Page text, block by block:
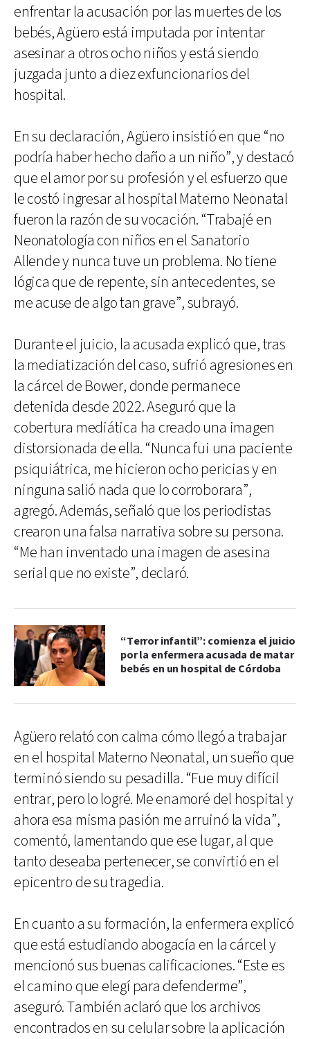
enfrentar la acusación por las muertes de los
bebés, Agüero está imputada por intentar
asesinar a otros ocho niños y está siendo
juzgada junto a diez exfuncionarios del
hospital.
En su declaración, Agüero insistió en que “no
podría haber hecho daño a un niño”, y destacó
que el amor por su profesión y el esfuerzo que
le costó ingresar al hospital Materno Neonatal
fueron la razón de su vocación. “Trabajé en
Neonatología con niños en el Sanatorio
Allende y nunca tuve un problema. No tiene
lógica que de repente, sin antecedentes, se
me acuse de algo tan grave”, subrayó.
Durante el juicio, la acusada explicó que, tras
la mediatización del caso, sufrió agresiones en
la cárcel de Bower, donde permanece
detenida desde 2022. Aseguró que la
cobertura mediática ha creado una imagen
distorsionada de ella. “Nunca fui una paciente
psiquiátrica, me hicieron ocho pericias y en
ninguna salió nada que lo corroborara”,
agregó. Además, señaló que los periodistas
crearon una falsa narrativa sobre su persona.
“Me han inventado una imagen de asesina
serial que no existe”, declaró.
“Terror infantil”: comienza el juicio
por la enfermera acusada de matar
bebés en un hospital de Córdoba
Agüero relató con calma cómo llegó a trabajar
en el hospital Materno Neonatal, un sueño que
terminó siendo su pesadilla. “Fue muy difícil
entrar, pero lo logré. Me enamoré del hospital y
ahora esa misma pasión me arruinó la vida”,
comentó, lamentando que ese lugar, al que
tanto deseaba pertenecer, se convirtió en el
epicentro de su tragedia.
En cuanto a su formación, la enfermera explicó
que está estudiando abogacía en la cárcel y
mencionó sus buenas calificaciones. “Este es
el camino que elegí para defenderme”,
aseguró. También aclaró que los archivos
encontrados en su celular sobre la aplicación